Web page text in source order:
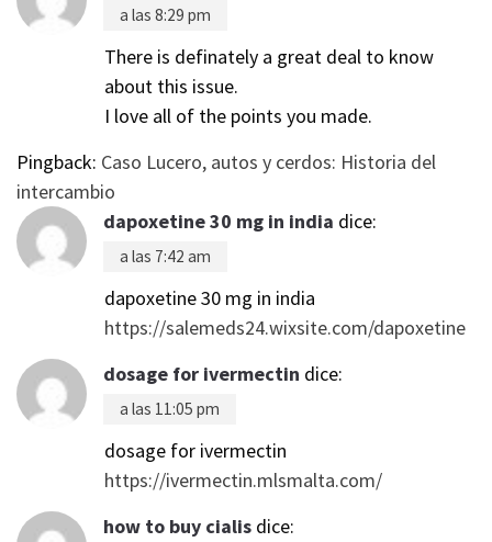
a las 8:29 pm
There is definately a great deal to know
about this issue.
I love all of the points you made.
Pingback: Caso Lucero, autos y cerdos: Historia del
intercambio
dapoxetine 30 mg in india dice:
a las 7:42 am
dapoxetine 30 mg in india
https://salemeds24.wixsite.com/dapoxetine
dosage for ivermectin dice:
a las 11:05 pm
dosage for ivermectin
https://ivermectin.mlsmalta.com/
how to buy cialis dice: